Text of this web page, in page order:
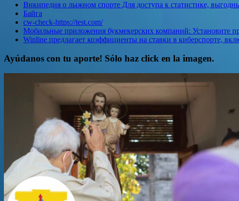
Википедия о лыжном спорте Для доступа к статистике,
Байга
cw-check-https://test.com/
Мобильные приложения букмекерских компаний: Установите
Winline предлагает коэффициенты на ставки в киберспорте,
Ayúdanos con tu aporte! Sólo haz click en la imagen.